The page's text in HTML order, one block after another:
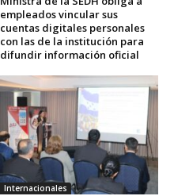
empleados vincular sus
cuentas digitales personales
con las de la institución para
difundir información oficial
Internacionales